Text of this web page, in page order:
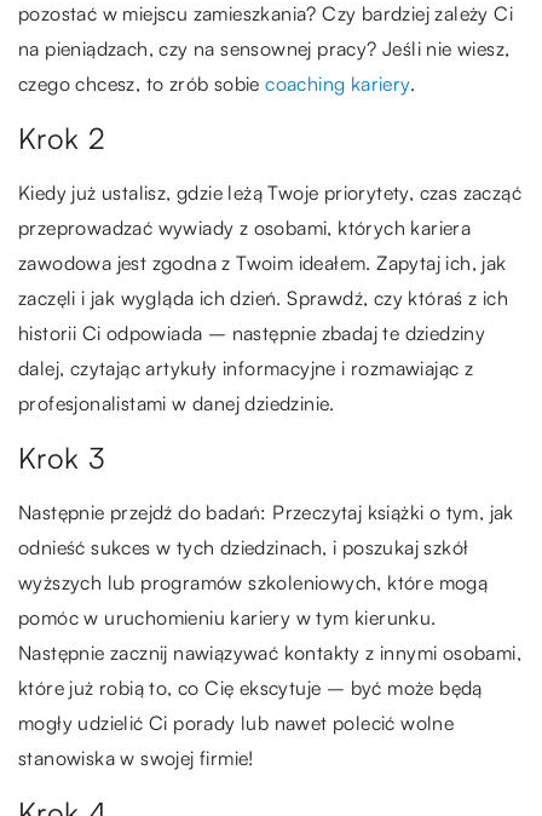
pozostać w miejscu zamieszkania? Czy bardziej zależy Ci
na pieniądzach, czy na sensownej pracy? Jeśli nie wiesz,
czego chcesz, to zrób sobiecoaching kariery.
Krok 2
Kiedy już ustalisz, gdzie leżą Twoje priorytety, czas zacząć
przeprowadzać wywiady z osobami, których kariera
zawodowa jest zgodna z Twoim ideałem. Zapytaj ich, jak
zaczęli i jak wygląda ich dzień. Sprawdź, czy któraś z ich
historii Ci odpowiada – następnie zbadaj te dziedziny
dalej, czytając artykuły informacyjne i rozmawiając z
profesjonalistami w danej dziedzinie.
Krok 3
Następnie przejdź do badań: Przeczytaj książki o tym, jak
odnieść sukces w tych dziedzinach, i poszukaj szkół
wyższych lub programów szkoleniowych, które mogą
pomóc w uruchomieniu kariery w tym kierunku.
Następnie zacznij nawiązywać kontakty z innymi osobami,
które już robią to, co Cię ekscytuje – być może będą
mogły udzielić Ci porady lub nawet polecić wolne
stanowiska w swojej firmie!